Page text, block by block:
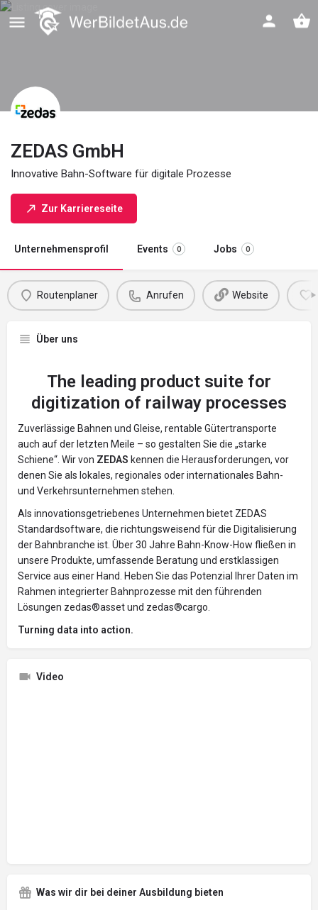
ZEDAS GmbH
Innovative Bahn-Software für digitale Prozesse
Zur Karriereseite
Unternehmensprofil Events 0 Jobs 0
Routenplaner Anrufen Website
Über uns
The leading product suite for
digitization of railway processes
Zuverlässige Bahnen und Gleise, rentable Gütertransporte
auch auf der letzten Meile – so gestalten Sie die „starke
Schiene“. Wir von ZEDAS kennen die Herausforderungen, vor
denen Sie als lokales, regionales oder internationales Bahn-
und Verkehrsunternehmen stehen.
Als innovationsgetriebenes Unternehmen bietet ZEDAS
Standardsoftware, die richtungsweisend für die Digitalisierung
der Bahnbranche ist. Über 30 Jahre Bahn-Know-How fließen in
unsere Produkte, umfassende Beratung und erstklassigen
Service aus einer Hand. Heben Sie das Potenzial Ihrer Daten im
Rahmen integrierter Bahnprozesse mit den führenden
Lösungen zedas®asset und zedas®cargo.
Turning data into action.
Video
Was wir dir bei deiner Ausbildung bieten